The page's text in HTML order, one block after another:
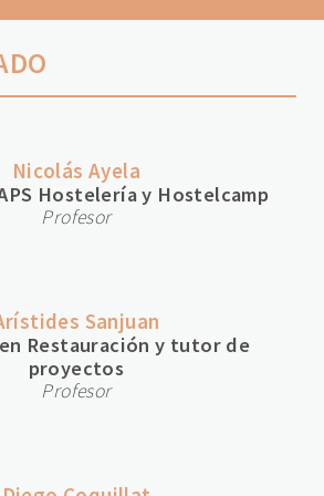
Nicolás Ayela
Hostelería y Hostelcamp
Profesor
Sanjuan
Restauración y tutor de
proyectos
Profesor